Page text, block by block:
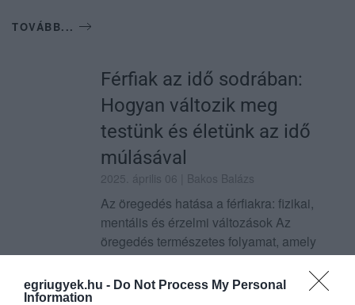
egriugyek.hu - Do Not Process My Personal
Information
TOVÁBB...
Férfiak az idő sodrában:
Hogyan változik meg
testünk és életünk az idő
múlásával
2025. április 06 | Bakos Balázs
Az öregedés hatása a férfiakra: fizikai,
mentális és érzelmi változások Az
öregedés természetes folyamat, amely
mindenkit érint, függetlenül attól, hogy férfi
vagy nő. Azonban a férfiakra gyakran ...